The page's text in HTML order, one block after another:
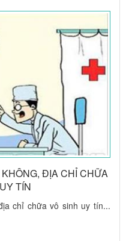
ĐỊA CHỈ CHỮA
TÍN
chỉ chữa vô sinh uy tín...